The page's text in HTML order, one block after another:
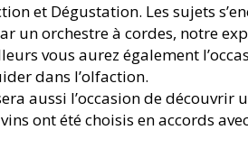
et Dégustation. Les sujets
un orchestre à cordes, notre
vous aurez également
dans l’olfaction.
aussi l’occasion de
ont été choisis en accords